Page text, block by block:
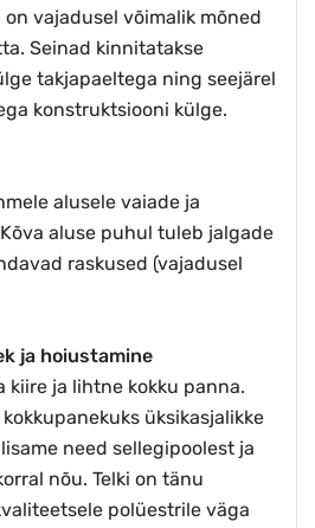
vajadusel võimalik mõned
Seinad kinnitatakse
takjapaeltega ning seejärel
konstruktsiooni külge.
alusele vaiade ja
aluse puhul tuleb jalgade
raskused (vajadusel
ja hoiustamine
kiire ja lihtne kokku panna.
üksikasjalikke
need sellegipoolest ja
nõu. Telki on tänu
polüestrile väga